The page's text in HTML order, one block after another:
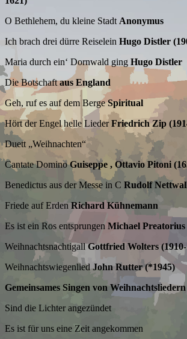
O Bethlehem, du kleine Stadt Anonymus
Ich brach drei dürre Reiselein Hugo Distler
Maria durch ein‘ Dornwald ging Hugo Distler
Die Botschaftaus England
Geh, ruf es auf dem BergeSpiritual
Hört der Engel helle LiederFriedrich Zip
Duett „Weihnachten“
Cantate DominoGuiseppe , Ottavio Pitoni
Benedictus aus der Messe in C Rudolf
Friede auf ErdenRichard Kühnemann
Es ist ein Ros entsprungen Michael Preatorius
WeihnachtsnachtigallGottfried Wolters
WeihnachtswiegenliedJohn Rutter (*1945)
Gemeinsames Singen von
Sind die Lichter angezündet
Es ist für uns eine Zeit angekommen